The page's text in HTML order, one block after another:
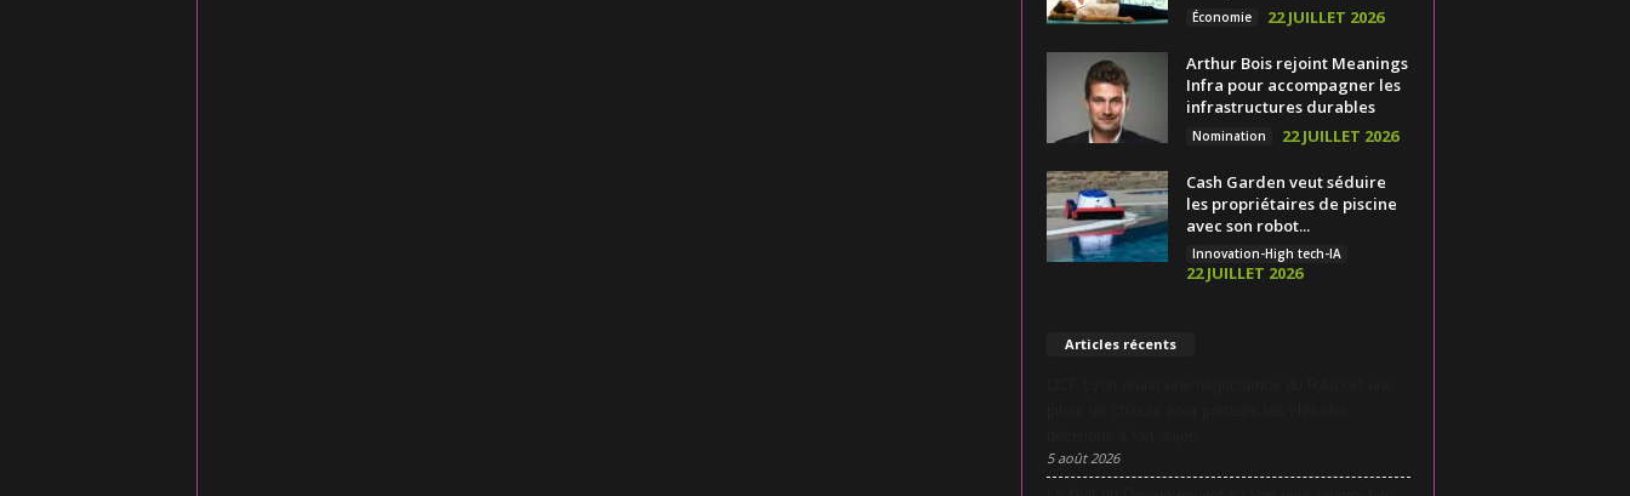
Économie 22 JUILLET 2026
Arthur Bois rejoint Meanings
Infra pour accompagner les
infrastructures durables
Nomination 22 JUILLET 2026
Cash Garden veut séduire
les propriétaires de piscine
avec son robot...
Innovation-High tech-IA
22 JUILLET 2026
Articles récents
5 août 2026